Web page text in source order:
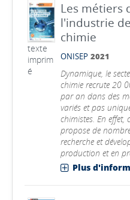
texte
imprim
é
Les métiers
l'industrie
chimie
ONISEP 2021
Dynamique, le
chimie recrute 20
par an dans des
variés et pas
chimistes. En effet,
propose de
recherche et
production et en
Plus